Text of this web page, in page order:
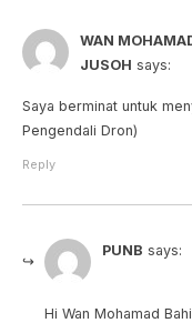
WAN
JUSOH says:
Saya berminat untuk
Pengendali Dron)
Reply
PUNB says:
Hi Wan Mohamad